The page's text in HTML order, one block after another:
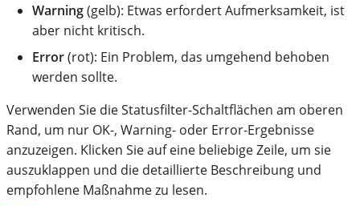
Warning(gelb): Etwas erfordert Aufmerksamkeit, ist
aber nicht kritisch.
Error(rot): Ein Problem, das umgehend behoben
werden sollte.
Verwenden Sie die Statusfilter-Schaltflächen am oberen
Rand, um nur OK-, Warning- oder Error-Ergebnisse
anzuzeigen. Klicken Sie auf eine beliebige Zeile, um sie
auszuklappen und die detaillierte Beschreibung und
empfohlene Maßnahme zu lesen.